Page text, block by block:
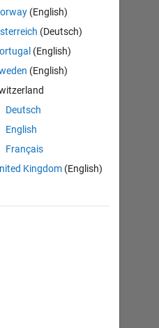
(English)
(Deutsch)
(English)
(English)
Deutsch
English
Français
Kingdom (English)